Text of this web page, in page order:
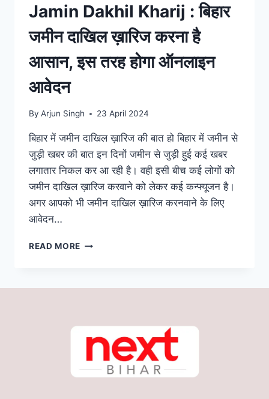
Jamin Dakhil Kharij : बिहार
जमीन दाखिल ख़ारिज करना है
आसान, इस तरह होगा ऑनलाइन
आवेदन
By Arjun Singh 23 April 2024
बिहार में जमीन दाखिल ख़ारिज की बात हो बिहार में जमीन से
जुड़ी खबर की बात इन दिनों जमीन से जुड़ी हुई कई खबर
लगातार निकल कर आ रही है। वही इसी बीच कई लोगों को
जमीन दाखिल ख़ारिज करवाने को लेकर कई कन्फ्यूजन है।
अगर आपको भी जमीन दाखिल ख़ारिज करनवाने के लिए
आवेदन…
READ MORE JAMIN
करना
आसान,